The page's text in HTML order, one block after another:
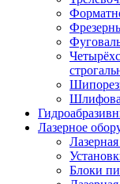
Лазерное
Лазерная
Блоки